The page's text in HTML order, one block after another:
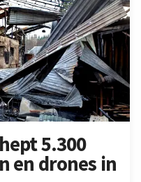
5.300
en drones in